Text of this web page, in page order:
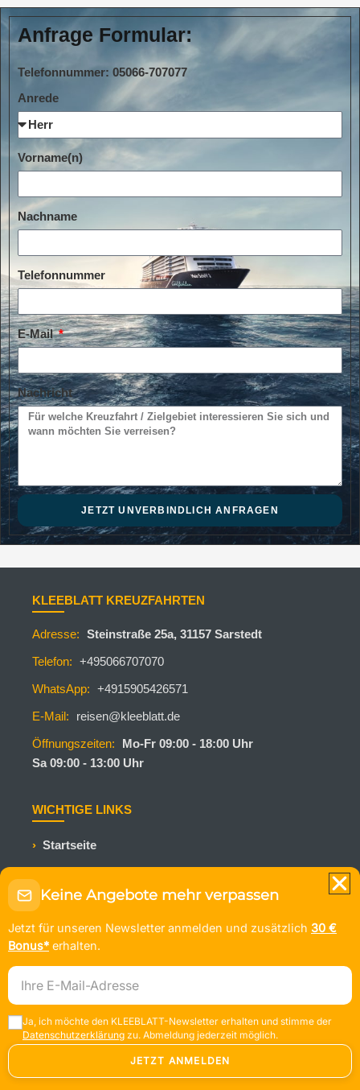
Anfrage Formular:
Telefonnummer: 05066-707077
Anrede
Vorname(n)
Nachname
Telefonnummer
E-Mail
Nachricht
JETZT UNVERBINDLICH ANFRAGEN
KLEEBLATT KREUZFAHRTEN
Adresse: Steinstraße 25a, 31157 Sarstedt
Telefon: +495066707070
WhatsApp: +4915905426571
E-Mail:
reisen@kleeblatt.de
Öffnungszeiten:
Mo-Fr 09:00 - 18:00 Uhr
Sa 09:00 - 13:00 Uhr
WICHTIGE LINKS
Startseite
Trustpilot
Kundennote
Datenschutz
Impressum
FOLGEN SIE UNS
Bleiben Sie auf dem Laufenden mit den neuesten
Keine Angebote mehr verpassen
Jetzt für unseren Newsletter anmelden und zusätzlich 30 €
Bonus* erhalten.
E-Mail-Adresse
Ja, ich möchte den KLEEBLATT-Newsletter erhalten und stimme der
Datenschutzerklärung zu. Abmeldung jederzeit möglich.
JETZT ANMELDEN